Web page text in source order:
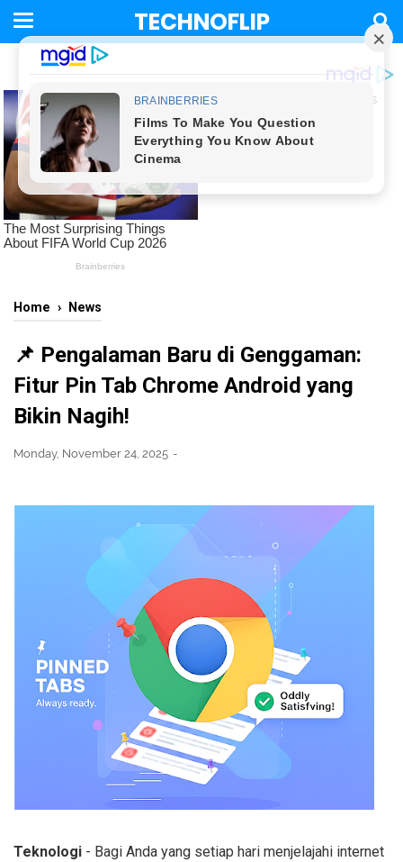
TECHNOFLIP
Home › News
📌 Pengalaman Baru di Genggaman:
Fitur Pin Tab Chrome Android yang
Bikin Nagih!
Monday, November 24, 2025
Teknologi - Bagi Anda yang setiap hari menjelajahi internet